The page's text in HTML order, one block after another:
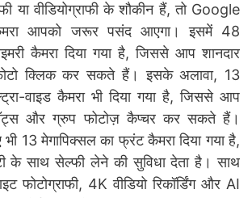
या वीडियोग्राफी के शौकीन हैं, तो Google
आपको जरूर पसंद आएगा। इसमें 48
कैमरा दिया गया है, जिससे आप शानदार
क्लिक कर सकते हैं। इसके अलावा, 13
वाइड कैमरा भी दिया गया है, जिससे आप
और ग्रुप फोटोज़ कैप्चर कर सकते हैं।
13 मेगापिक्सल का फ्रंट कैमरा दिया गया है,
के साथ सेल्फी लेने की सुविधा देता है। साथ
फोटोग्राफी, 4K वीडियो रिकॉर्डिंग और AI